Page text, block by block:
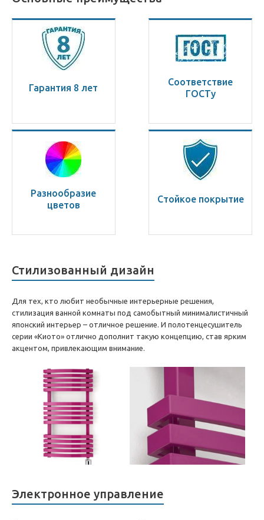
Гарантия 8 лет
Соответствие
ГОСТу
Разнообразие
цветов
Стойкое покрытие
Стилизованный дизайн
Для тех, кто любит необычные интерьерные решения,
стилизация ванной комнаты под самобытный минималистичный
японский интерьер – отличное решение. И полотенцесушитель
серии «Киото» отлично дополнит такую концепцию, став ярким
акцентом, привлекающим внимание.
Электронное управление